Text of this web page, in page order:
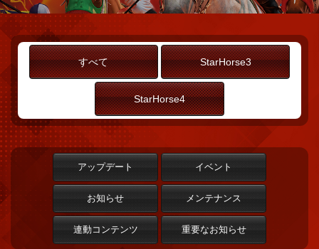
すべて StarHorse3
StarHorse4
アップデート イベント
お知らせ メンテナンス
連動コンテンツ 重要なお知らせ